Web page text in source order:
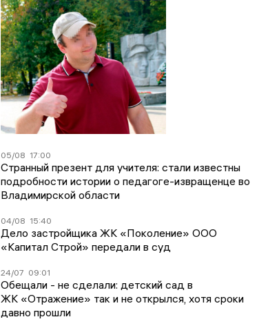
05/08 17:00
Странный презент для учителя: стали известны
подробности истории о педагоге-извращенце во
Владимирской области
04/08 15:40
Дело застройщика ЖК «Поколение» ООО
«Капитал Строй» передали в суд
24/07 09:01
Обещали - не сделали: детский сад в
ЖК «Отражение» так и не открылся, хотя сроки
давно прошли